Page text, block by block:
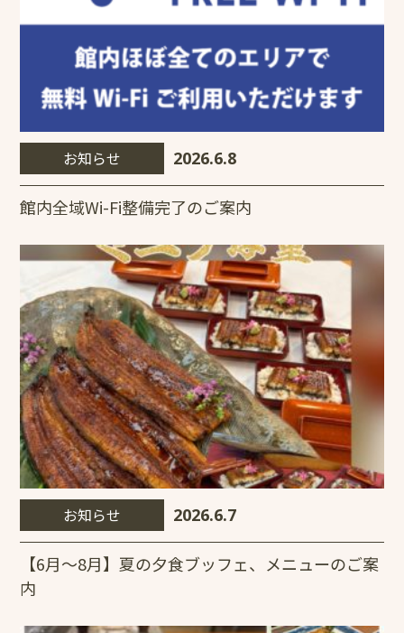
お知らせ 2026.6.8
館内全域Wi-Fi整備完了のご案内
お知らせ 2026.6.7
【6月～8月】夏の夕食ブッフェ、メニューのご案
内